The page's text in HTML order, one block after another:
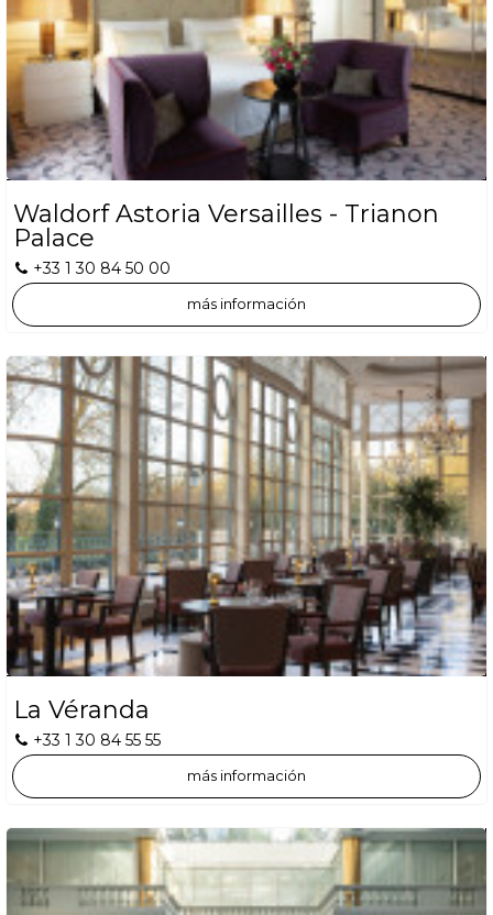
Waldorf Astoria Versailles - Trianon
Palace
+33 1 30 84 50 00
más información
La Véranda
+33 1 30 84 55 55
más información